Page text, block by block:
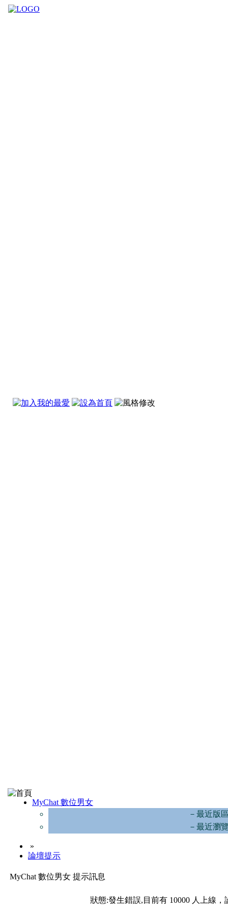
MyChat 數位男女
－最近版
－最近瀏
»
論壇提示
MyChat 數位男女 提示訊息
狀態:發生錯誤,目前有 10000 人上線